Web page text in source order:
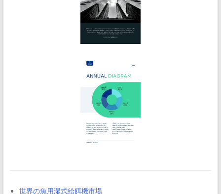
世界の魚用湿式給餌機市場